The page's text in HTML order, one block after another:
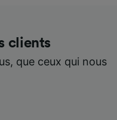
clients
que ceux qui nous